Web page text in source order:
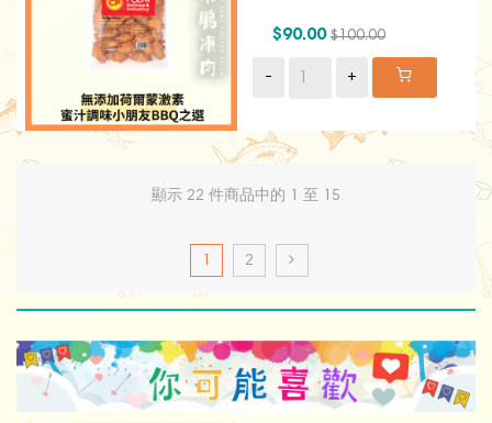
$90.00 $100.00
- +
顯示 22 件商品中的 1 至 15
1 2